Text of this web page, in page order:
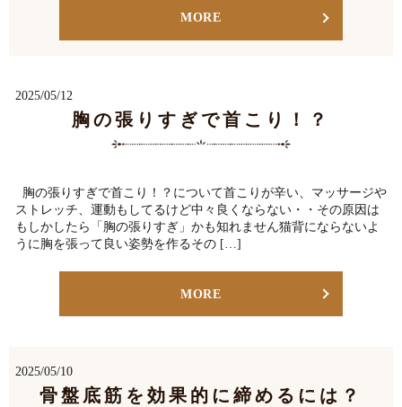
MORE
2025/05/12
胸の張りすぎで首こり！？
胸の張りすぎで首こり！？について首こりが辛い、マッサージや
ストレッチ、運動もしてるけど中々良くならない・・その原因は
もしかしたら「胸の張りすぎ」かも知れません猫背にならないよ
うに胸を張って良い姿勢を作るその […]
MORE
2025/05/10
骨盤底筋を効果的に締めるには？